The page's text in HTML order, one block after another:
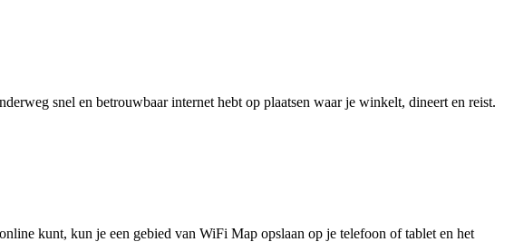
snel en betrouwbaar internet hebt op plaatsen waar je winkelt, dineert en reist.
kunt, kun je een gebied van WiFi Map opslaan op je telefoon of tablet en het